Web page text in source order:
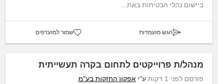
ביישום נהלי הבטיחות באת...
הגש מועמדות שמור למועדפים
מנהל/ת פרוייקטים לתחום בקרה תעשייתית
פורסם לפני 1 דקות ע"י אפקון החזקות בע"מ